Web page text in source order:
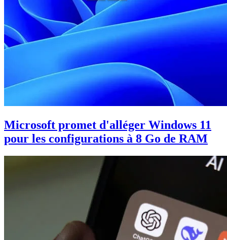
Microsoft promet d'alléger Windows 11
pour les configurations à 8 Go de RAM